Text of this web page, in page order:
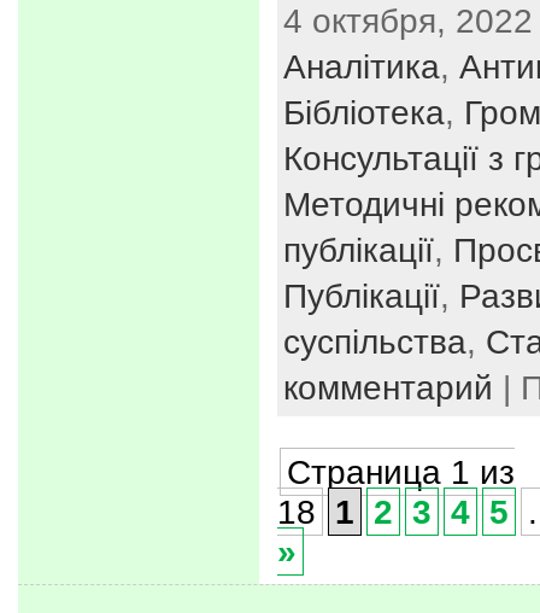
4 октября,
Аналітика,
Бібліотека,
Консультації з
Методичні
публікації,
Публікації,
суспільства,
комментарий |
Страница 1 из
18 1 2 3 4 5
»